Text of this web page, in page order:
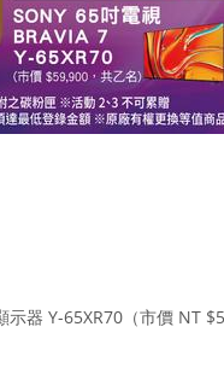
器 Y-65XR70（市價 NT